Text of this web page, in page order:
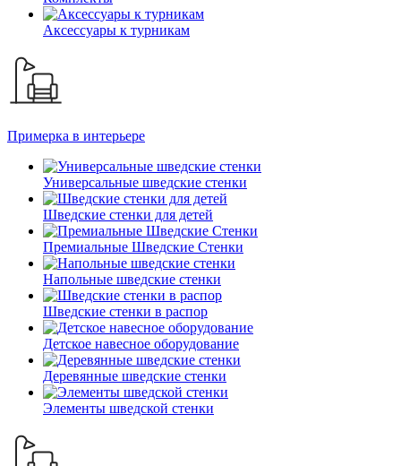
Аксессуары к турникам
Примерка в интерьере
Универсальные шведские стенки
Шведские стенки для детей
Премиальные Шведские Стенки
Напольные шведские стенки
Шведские стенки в распор
Детское навесное оборудование
Деревянные шведские стенки
Элементы шведской стенки